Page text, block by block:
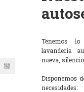
Tenemos
lavandería
nueva,
Disponemos
necesidades: